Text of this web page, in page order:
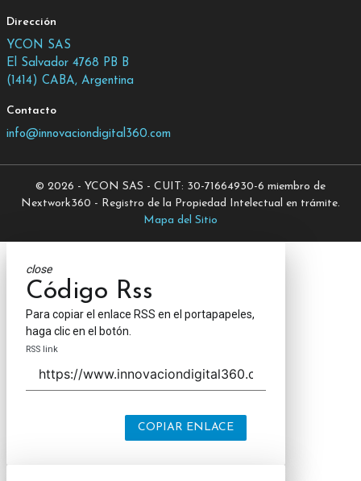
Dirección
YCON SAS
El Salvador 4768 PB B
(1414) CABA, Argentina
Contacto
info@innovaciondigital360.com
© 2026 - YCON SAS - CUIT: 30-71664930-6 miembro de
Nextwork360 - Registro de la Propiedad Intelectual en trámite.
Mapa del Sitio
close
Código Rss
Para copiar el enlace RSS en el portapapeles,
haga clic en el botón.
RSS link
COPIAR ENLACE